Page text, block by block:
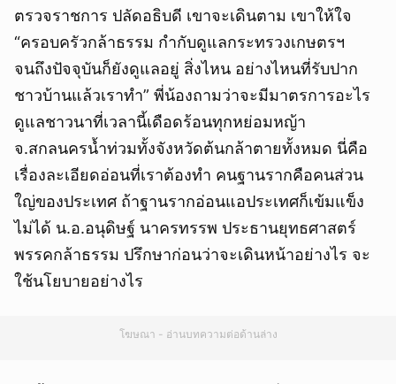
ตรวจราชการ ปลัดอธิบดี เขาจะเดินตาม เขาให้ใจ
“ครอบครัวกล้าธรรม กำกับดูแลกระทรวงเกษตรฯ
จนถึงปัจจุบันก็ยังดูแลอยู่ สิ่งไหน อย่างไหนที่รับปาก
ชาวบ้านแล้วเราทำ” พี่น้องถามว่าจะมีมาตรการอะไร
ดูแลชาวนาที่เวลานี้เดือดร้อนทุกหย่อมหญ้า
จ.สกลนครน้ำท่วมทั้งจังหวัดต้นกล้าตายทั้งหมด นี่คือ
เรื่องละเอียดอ่อนที่เราต้องทำ คนฐานรากคือคนส่วน
ใญ่ของประเทศ ถ้าฐานรากอ่อนแอประเทศก็เข้มแข็ง
ไม่ได้ น.อ.อนุดิษฐ์ นาครทรรพ ประธานยุทธศาสตร์
พรรคกล้าธรรม ปรึกษาก่อนว่าจะเดินหน้าอย่างไร จะ
ใช้นโยบายอย่างไร
โฆษณา - อ่านบทความต่อด้านล่าง